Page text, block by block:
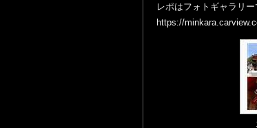
レポはフォトギャラリー
https://